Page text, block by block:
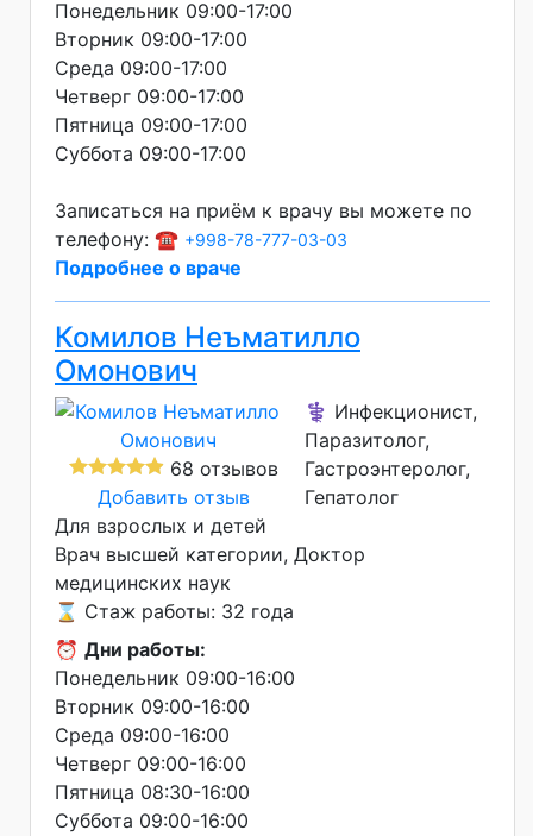
Понедельник 09:00-17:00
Вторник 09:00-17:00
Среда 09:00-17:00
Четверг 09:00-17:00
Пятница 09:00-17:00
Суббота 09:00-17:00
Записаться на приём к врачу вы можете по
телефону: ☎️ +998-78-777-03-03
Подробнее о враче
Комилов Неъматилло
Омонович
68 отзывов
Добавить отзыв
⚕️ Инфекционист,
Паразитолог,
Гастроэнтеролог,
Гепатолог
Для взрослых и детей
Врач высшей категории Доктор
медицинских наук
⌛ Стаж работы: 32 года
⏰ Дни работы:
Понедельник 09:00-16:00
Вторник 09:00-16:00
Среда 09:00-16:00
Четверг 09:00-16:00
Пятница 08:30-16:00
Суббота 09:00-16:00